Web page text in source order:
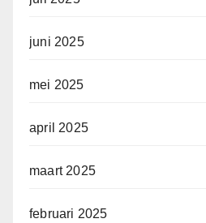
juni 2025
mei 2025
april 2025
maart 2025
februari 2025